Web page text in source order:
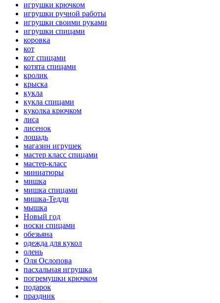
игрушки крючком
игрушки ручной работы
игрушки своими руками
игрушки спицами
коровка
кот
кот спицами
котята спицами
кролик
крыска
кукла
кукла спицами
куколка крючком
лиса
лисенок
лошадь
магазин игрушек
мастер класс спицами
мастер-класс
миниатюры
мишка
мишка спицами
мишка-Тедди
мышка
Новый год
носки спицами
обезьяна
одежда для кукол
олень
Оля Ослопова
пасхальная игрушка
погремушки крючком
подарок
праздник